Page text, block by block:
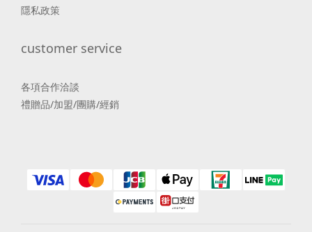
隱私政策
customer service
各項合作洽談
禮贈品/加盟/團購/經銷